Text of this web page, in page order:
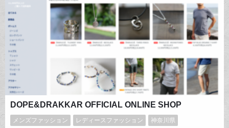
DOPE&DRAKKAR OFFICIAL ONLINE SHOP
メンズファッション レディースファッション
神奈川県